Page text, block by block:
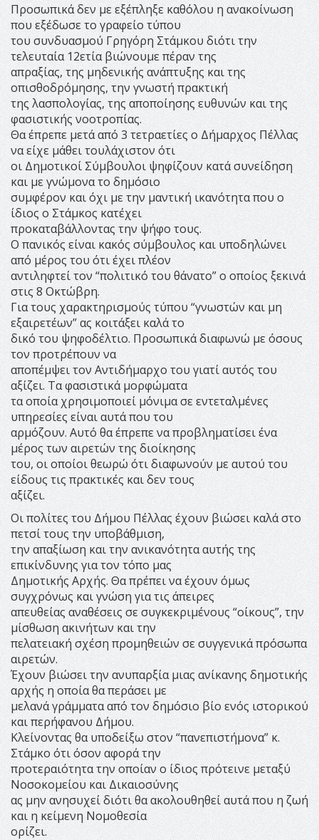
Προσωπικά δεν με εξέπληξε καθόλου η ανακοίνωση
που εξέδωσε το γραφείο τύπου
του συνδυασμού Γρηγόρη Στάμκου διότι την
τελευταία 12ετία βιώνουμε πέραν της
απραξίας, της μηδενικής ανάπτυξης και της
οπισθοδρόμησης, την γνωστή πρακτική
της λασπολογίας, της αποποίησης ευθυνών και της
φασιστικής νοοτροπίας.
Θα έπρεπε μετά από 3 τετραετίες ο Δήμαρχος Πέλλας
να είχε μάθει τουλάχιστον ότι
οι Δημοτικοί Σύμβουλοι ψηφίζουν κατά συνείδηση
και με γνώμονα το δημόσιο
συμφέρον και όχι με την μαντική ικανότητα που ο
ίδιος ο Στάμκος κατέχει
προκαταβάλλοντας την ψήφο τους.
Ο πανικός είναι κακός σύμβουλος και υποδηλώνει
από μέρος του ότι έχει πλέον
αντιληφτεί τον “πολιτικό του θάνατο” ο οποίος ξεκινά
στις 8 Οκτώβρη.
Για τους χαρακτηρισμούς τύπου “γνωστών και μη
εξαιρετέων” ας κοιτάξει καλά το
δικό του ψηφοδέλτιο. Προσωπικά διαφωνώ με όσους
τον προτρέπουν να
αποπέμψει τον Αντιδήμαρχο του γιατί αυτός του
αξίζει. Τα φασιστικά μορφώματα
τα οποία χρησιμοποιεί μόνιμα σε εντεταλμένες
υπηρεσίες είναι αυτά που του
αρμόζουν. Αυτό θα έπρεπε να προβληματίσει ένα
μέρος των αιρετών της διοίκησης
του, οι οποίοι θεωρώ ότι διαφωνούν με αυτού του
είδους τις πρακτικές και δεν τους
αξίζει.
Οι πολίτες του Δήμου Πέλλας έχουν βιώσει καλά στο
πετσί τους την υποβάθμιση,
την απαξίωση και την ανικανότητα αυτής της
επικίνδυνης για τον τόπο μας
Δημοτικής Αρχής. Θα πρέπει να έχουν όμως
συγχρόνως και γνώση για τις άπειρες
απευθείας αναθέσεις σε συγκεκριμένους “οίκους”, την
μίσθωση ακινήτων και την
πελατειακή σχέση προμηθειών σε συγγενικά πρόσωπα
αιρετών.
Έχουν βιώσει την ανυπαρξία μιας ανίκανης δημοτικής
αρχής η οποία θα περάσει με
μελανά γράμματα από τον δημόσιο βίο ενός ιστορικού
και περήφανου Δήμου.
Κλείνοντας θα υποδείξω στον “πανεπιστήμονα” κ.
Στάμκο ότι όσον αφορά την
προτεραιότητα την οποίαν ο ίδιος πρότεινε μεταξύ
Νοσοκομείου και Δικαιοσύνης
ας μην ανησυχεί διότι θα ακολουθηθεί αυτά που η ζωή
και η κείμενη Νομοθεσία
ορίζει.